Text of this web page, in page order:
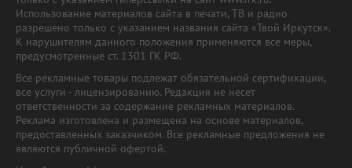
Использование материалов сайта в печати, ТВ и радио
разрешено только с указанием названия сайта «Твой Иркутск».
К нарушителям данного положения применяются все меры,
предусмотренные ст. 1301 ГК РФ.
Все рекламные товары подлежат обязательной сертификации,
все услуги - лицензированию. Редакция не несет
ответственности за содержание рекламных материалов.
Реклама изготовлена и размещена на основе материалов,
предоставленных заказчиком. Все рекламные предложения не
являются публичной офертой.